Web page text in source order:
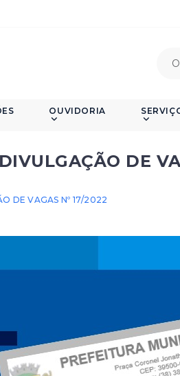
OUVIDORIA
DE
DE VAGAS Nº 17/2022